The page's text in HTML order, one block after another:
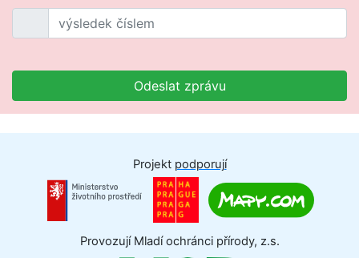
Odeslat zprávu
Projekt podporují
Provozují Mladí ochránci přírody, z.s.